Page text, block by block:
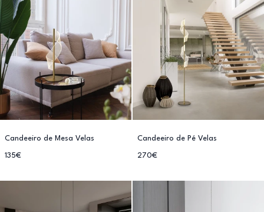
Candeeiro de Mesa Velas
135€
Candeeiro de Pé Velas
270€